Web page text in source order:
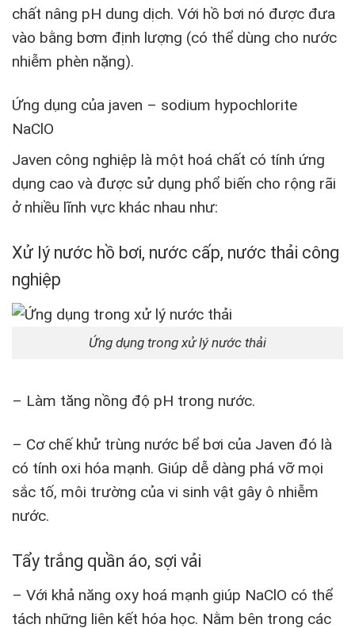
chất nâng pH dung dịch. Với hồ bơi nó được đưa
vào bằng bơm định lượng (có thể dùng cho nước
nhiễm phèn nặng).
Ứng dụng của javen – sodium hypochlorite
NaClO
Javen công nghiệp là một hoá chất có tính ứng
dụng cao và được sử dụng phổ biến cho rộng rãi
ở nhiều lĩnh vực khác nhau như:
Xử lý nước hồ bơi, nước cấp, nước thải công
nghiệp
Ứng dụng trong xử lý nước thải
– Làm tăng nồng độ pH trong nước.
– Cơ chế khử trùng nước bể bơi của Javen đó là
có tính oxi hóa mạnh. Giúp dễ dàng phá vỡ mọi
sắc tố, môi trường của vi sinh vật gây ô nhiễm
nước.
Tẩy trắng quần áo, sợi vải
– Với khả năng oxy hoá mạnh giúp NaClO có thể
tách những liên kết hóa học. Nằm bên trong các